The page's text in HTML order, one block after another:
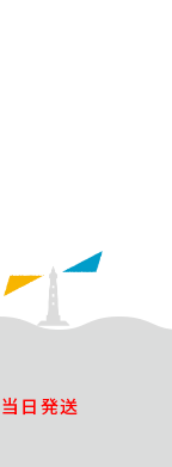
当日発送